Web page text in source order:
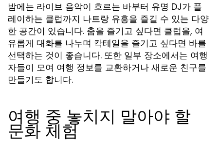
밤에는 라이브 음악이 흐르는 바부터 유명 DJ가 플
레이하는 클럽까지 나트랑 유흥을 즐길 수 있는 다양
한 공간이 있습니다. 춤을 즐기고 싶다면 클럽을, 여
유롭게 대화를 나누며 칵테일을 즐기고 싶다면 바를
선택하는 것이 좋습니다. 또한 일부 장소에서는 여행
자들이 모여 여행 정보를 교환하거나 새로운 친구를
만들기도 합니다.
여행 중 놓치지 말아야 할
문화 체험